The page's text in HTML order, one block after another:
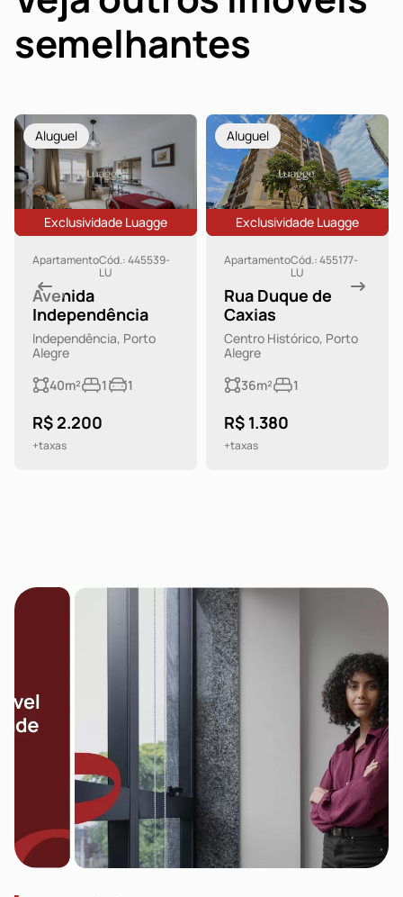
semelhantes
Aluguel
Exclusividade Luagge
ApartamentoCód.: 445539-
LU
Avenida
Independência
Independência, Porto
Alegre
40m²
1 1
R$ 2.200
+taxas
Aluguel
Exclusividade Luagge
ApartamentoCód.: 455177-
LU
Rua Duque de
Caxias
Centro Histórico, Porto
Alegre
36m²
1
R$ 1.380
+taxas